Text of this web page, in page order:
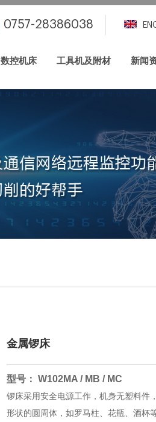
0757-28386038
数控机床 工具机及附材 新闻
金属锣床
型号： W102MA / MB / MC
锣床采用安全电源工作，机身无塑料件
形状的圆周体，如罗马柱、花瓶、酒杯